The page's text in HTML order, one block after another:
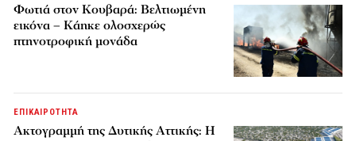
Φωτιά στον Κουβαρά: Βελτιωμένη
εικόνα – Κάηκε ολοσχερώς
πτηνοτροφική μονάδα
ΕΠΙΚΑΙΡΟΤΗΤΑ
Ακτογραμμή της Δυτικής Αττικής: Η